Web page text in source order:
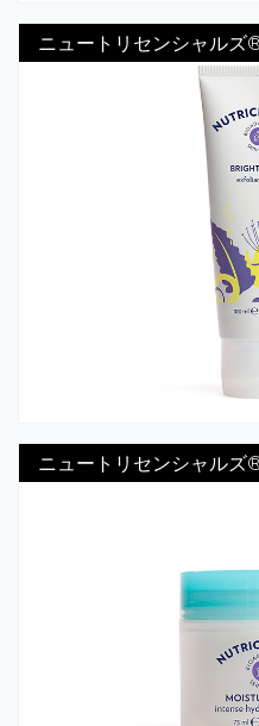
ニュートリセンシャルズ
ニュートリセンシャルズ